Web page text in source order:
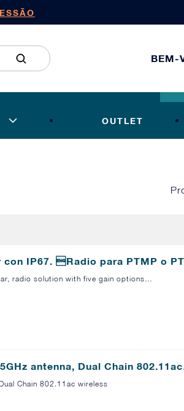
BEM-
OUTLET
con IP67. Radio para PTMP o
radio solution with five gain options…
antenna, Dual Chain
Chain 802.11ac wireless